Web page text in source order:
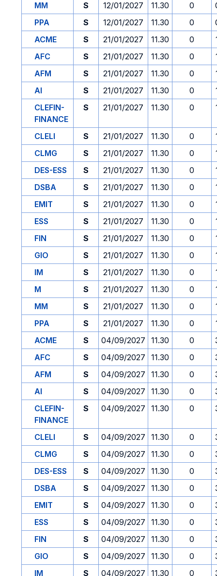
MM
S 12/01/2027 11.30 0
PPA
S 12/01/2027 11.30 0
ACME
S 21/01/2027 11.30 0
AFC
S 21/01/2027 11.30 0
AFM
S 21/01/2027 11.30 0
AI
S 21/01/2027 11.30 0
CLEFIN-
FINANCE
S 21/01/2027 11.30 0
CLELI S 21/01/2027 11.30 0
CLMG
S 21/01/2027 11.30 0
DES-ESS
S 21/01/2027 11.30 0
DSBA
S 21/01/2027 11.30 0
EMIT
S 21/01/2027 11.30 0
ESS
S 21/01/2027 11.30 0
FIN
S 21/01/2027 11.30 0
GIO
S 21/01/2027 11.30 0
IM
S 21/01/2027 11.30 0
M
S 21/01/2027 11.30 0
MM
S 21/01/2027 11.30 0
PPA
S 21/01/2027 11.30 0
ACME
S 04/09/2027 11.30 0
AFC
S 04/09/2027 11.30 0
AFM
S 04/09/2027 11.30 0
AI
S 04/09/2027 11.30 0
CLEFIN-
FINANCE
S 04/09/2027 11.30 0
CLELI S 04/09/2027 11.30 0
CLMG
S 04/09/2027 11.30 0
DES-ESS
S 04/09/2027 11.30 0
DSBA
S 04/09/2027 11.30 0
EMIT
S 04/09/2027 11.30 0
ESS
S 04/09/2027 11.30 0
FIN
S 04/09/2027 11.30 0
GIO
S 04/09/2027 11.30 0
IM
S 04/09/2027 11.30 0